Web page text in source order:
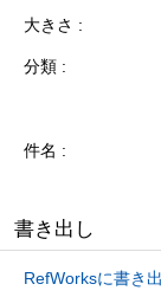
大きさ
分類
件名
書き出し
RefWorksに書き